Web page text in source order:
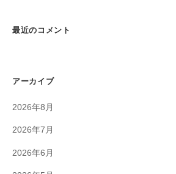
最近のコメント
アーカイブ
2026年8月
2026年7月
2026年6月